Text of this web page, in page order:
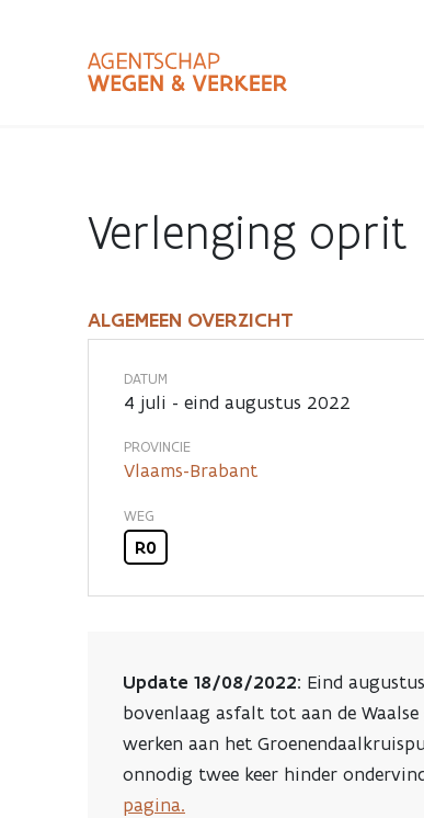
Zoekbalk
Verlenging
Verlenging
oprit
binnenring
aan
ALGEMEEN OVERZICHT
DATUM
4 juli - eind augustus 2022
PROVINCIE
Vlaams-Brabant
WEG
R0
Update 18/08/2022: Eind
bovenlaag asfalt tot aan de
werken aan het
onnodig twee keer hinder
pagina.